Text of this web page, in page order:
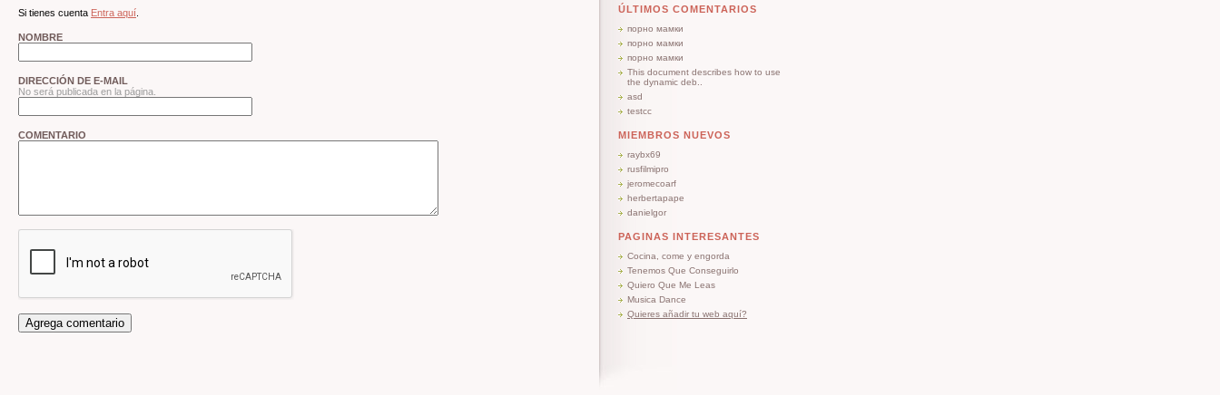
Si tienes cuenta Entra aquí
NOMBRE
DIRECCIÓN DE E-MAIL
No será publicada en la página.
COMENTARIO
ÚLTIMOS COMENTARIOS
порно мамки
порно мамки
порно мамки
This document describes how to use
the dynamic deb..
asd
testcc
MIEMBROS NUEVOS
raybx69
rusfilmipro
jeromecoarf
herbertapape
danielgor
PAGINAS INTERESANTES
Cocina, come y engorda
Tenemos Que Conseguirlo
Quiero Que Me Leas
Musica Dance
Quieres añadir tu web aquí?